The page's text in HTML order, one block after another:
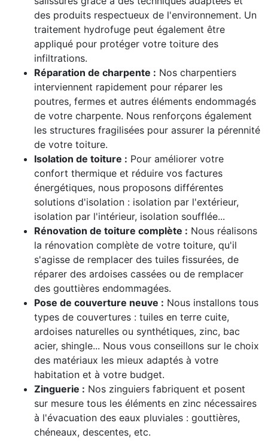
des produits respectueux de l'environnement. Un
traitement hydrofuge peut également être
appliqué pour protéger votre toiture des
infiltrations.
Réparation de charpente : Nos charpentiers
interviennent rapidement pour réparer les
poutres, fermes et autres éléments endommagés
de votre charpente. Nous renforçons également
les structures fragilisées pour assurer la pérennité
de votre toiture.
Isolation de toiture : Pour améliorer votre
confort thermique et réduire vos factures
énergétiques, nous proposons différentes
solutions d'isolation : isolation par l'extérieur,
isolation par l'intérieur, isolation soufflée...
Rénovation de toiture complète : Nous réalisons
la rénovation complète de votre toiture, qu'il
s'agisse de remplacer des tuiles fissurées, de
réparer des ardoises cassées ou de remplacer
des gouttières endommagées.
Pose de couverture neuve : Nous installons tous
types de couvertures : tuiles en terre cuite,
ardoises naturelles ou synthétiques, zinc, bac
acier, shingle... Nous vous conseillons sur le choix
des matériaux les mieux adaptés à votre
habitation et à votre budget.
Zinguerie : Nos zinguiers fabriquent et posent
sur mesure tous les éléments en zinc nécessaires
à l'évacuation des eaux pluviales : gouttières,
chéneaux, descentes, etc.